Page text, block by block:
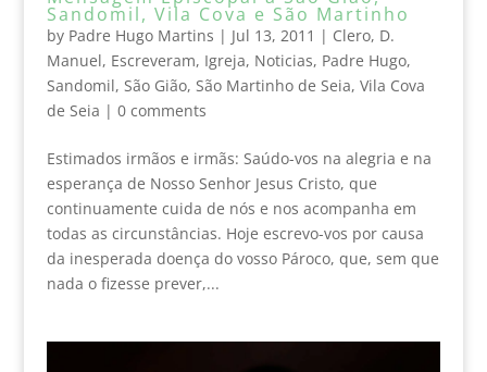
Sandomil, Vila Cova e São Martinho
by Padre Hugo Martins | Jul 13, 2011 | Clero, D.
Manuel, Escreveram, Igreja, Noticias, Padre Hugo,
Sandomil, São Gião, São Martinho de Seia, Vila Cova
de Seia | 0 comments
Estimados irmãos e irmãs: Saúdo-vos na alegria e na
esperança de Nosso Senhor Jesus Cristo, que
continuamente cuida de nós e nos acompanha em
todas as circunstâncias. Hoje escrevo-vos por causa
da inesperada doença do vosso Pároco, que, sem que
nada o fizesse prever,...